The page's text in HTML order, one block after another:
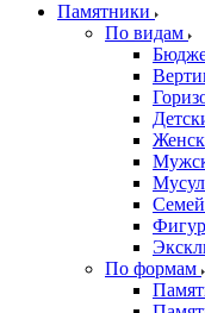
Памятники
По видам
По формам